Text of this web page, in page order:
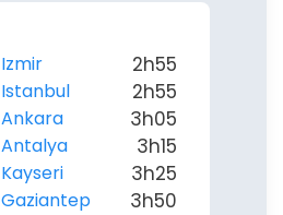
2h55
2h55
3h05
3h15
3h25
3h50